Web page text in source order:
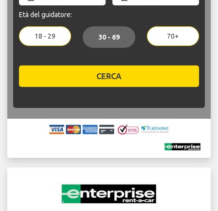
Età del guidatore:
18 - 29 30 - 69 70+
CERCA